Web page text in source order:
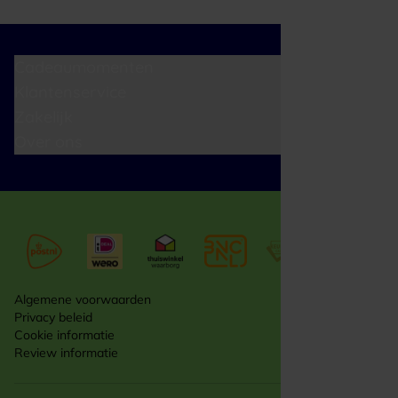
Algemene voorwaarden
Privacy beleid
Cookie informatie
Review informatie